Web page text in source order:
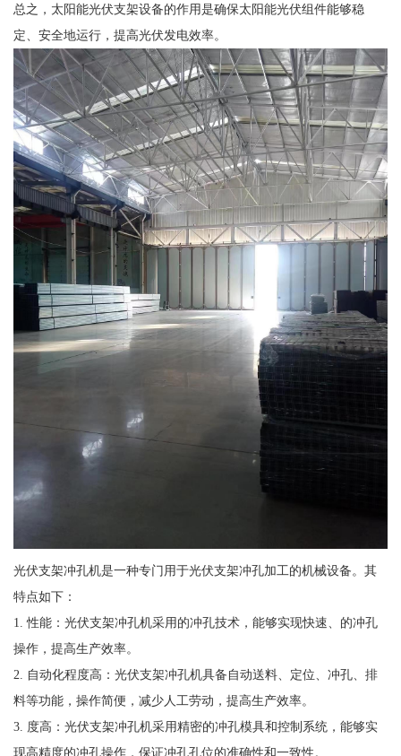
总之，太阳能光伏支架设备的作用是确保太阳能光伏组件能够稳
定、安全地运行，提高光伏发电效率。
光伏支架冲孔机是一种专门用于光伏支架冲孔加工的机械设备。其
特点如下：
1. 性能：光伏支架冲孔机采用的冲孔技术，能够实现快速、的冲孔
操作，提高生产效率。
2. 自动化程度高：光伏支架冲孔机具备自动送料、定位、冲孔、排
料等功能，操作简便，减少人工劳动，提高生产效率。
3. 度高：光伏支架冲孔机采用精密的冲孔模具和控制系统，能够实
现高精度的冲孔操作，保证冲孔孔位的准确性和一致性。